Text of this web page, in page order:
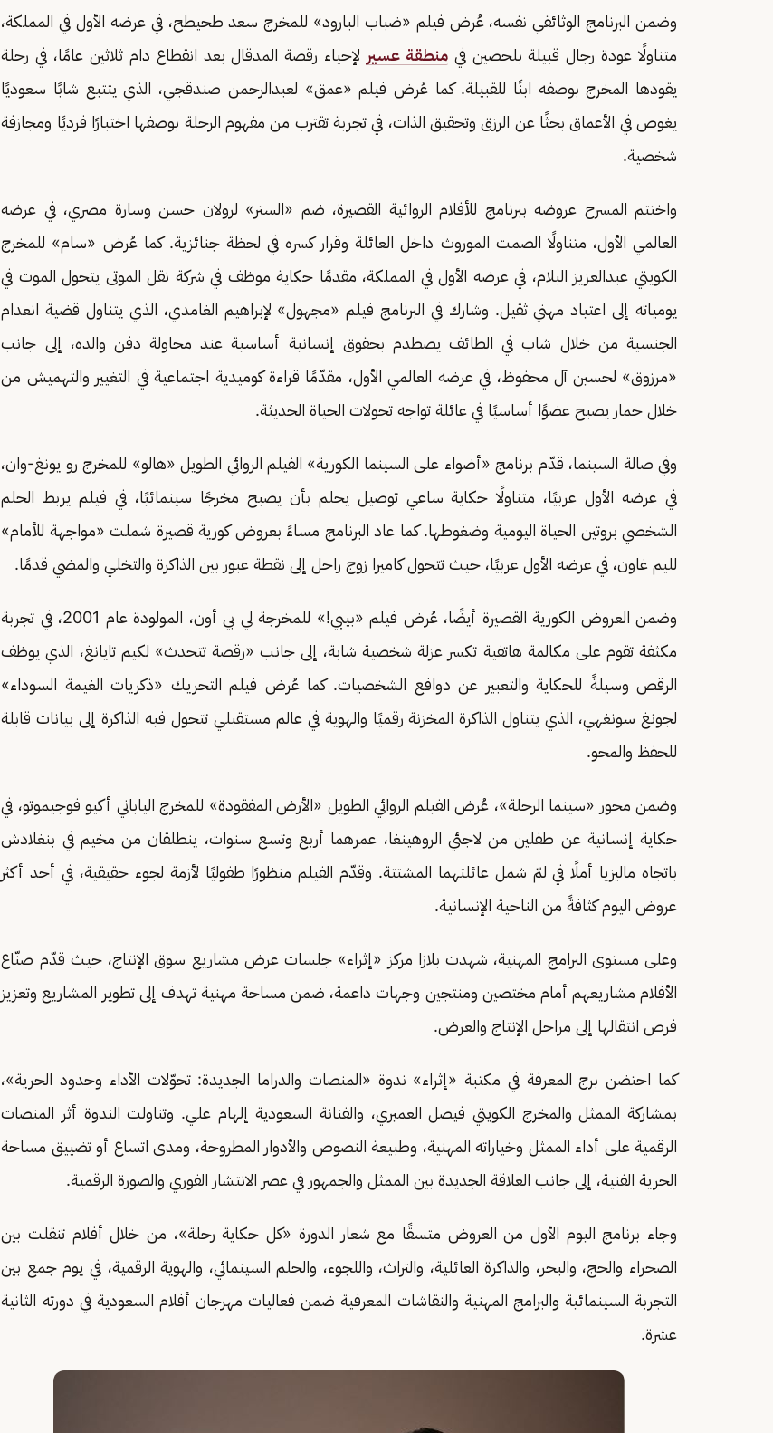
وضمن البرنامج الوثائقي نفسه، عُرض فيلم «ضباب البارود» للمخرج سعد طحيطح، في عرضه الأول في المملكة،
متناولًا عودة رجال قبيلة بلحصين فيمنطقة عسير لإحياء رقصة المدقال بعد انقطاع دام ثلاثين عامًا، في رحلة
يقودها المخرج بوصفه ابنًا للقبيلة. كما عُرض فيلم «عمق» لعبدالرحمن صندقجي، الذي يتتبع شابًا سعوديًا
يغوص في الأعماق بحثًا عن الرزق وتحقيق الذات، في تجربة تقترب من مفهوم الرحلة بوصفها اختبارًا فرديًا ومجازفة
شخصية.
واختتم المسرح عروضه ببرنامج للأفلام الروائية القصيرة، ضم «الستر» لرولان حسن وسارة مصري، في عرضه
العالمي الأول، متناولًا الصمت الموروث داخل العائلة وقرار كسره في لحظة جنائزية. كما عُرض «سام» للمخرج
الكويتي عبدالعزيز البلام، في عرضه الأول في المملكة، مقدمًا حكاية موظف في شركة نقل الموتى يتحول الموت في
يومياته إلى اعتياد مهني ثقيل. وشارك في البرنامج فيلم «مجهول» لإبراهيم الغامدي، الذي يتناول قضية انعدام
الجنسية من خلال شاب في الطائف يصطدم بحقوق إنسانية أساسية عند محاولة دفن والده، إلى جانب
«مرزوق» لحسين آل محفوظ، في عرضه العالمي الأول، مقدّمًا قراءة كوميدية اجتماعية في التغيير والتهميش من
خلال حمار يصبح عضوًا أساسيًا في عائلة تواجه تحولات الحياة الحديثة.
وفي صالة السينما، قدّم برنامج «أضواء على السينما الكورية» الفيلم الروائي الطويل «هالو» للمخرج رو يونغ-وان،
في عرضه الأول عربيًا، متناولًا حكاية ساعي توصيل يحلم بأن يصبح مخرجًا سينمائيًا، في فيلم يربط الحلم
الشخصي بروتين الحياة اليومية وضغوطها. كما عاد البرنامج مساءً بعروض كورية قصيرة شملت «مواجهة للأمام»
لليم غاون، في عرضه الأول عربيًا، حيث تتحول كاميرا زوج راحل إلى نقطة عبور بين الذاكرة والتخلي والمضي قدمًا.
وضمن العروض الكورية القصيرة أيضًا، عُرض فيلم «بيبي!» للمخرجة لي يي أون، المولودة عام 2001، في تجربة
مكثفة تقوم على مكالمة هاتفية تكسر عزلة شخصية شابة، إلى جانب «رقصة تتحدث» لكيم تايانغ، الذي يوظف
الرقص وسيلةً للحكاية والتعبير عن دوافع الشخصيات. كما عُرض فيلم التحريك «ذكريات الغيمة السوداء»
لجونغ سونغهي، الذي يتناول الذاكرة المخزنة رقميًا والهوية في عالم مستقبلي تتحول فيه الذاكرة إلى بيانات قابلة
للحفظ والمحو.
وضمن محور «سينما الرحلة»، عُرض الفيلم الروائي الطويل «الأرض المفقودة» للمخرج الياباني أكيو فوجيموتو، في
حكاية إنسانية عن طفلين من لاجئي الروهينغا، عمرهما أربع وتسع سنوات، ينطلقان من مخيم في بنغلادش
باتجاه ماليزيا أملًا في لمّ شمل عائلتهما المشتتة. وقدّم الفيلم منظورًا طفوليًا لأزمة لجوء حقيقية، في أحد أكثر
عروض اليوم كثافةً من الناحية الإنسانية.
وعلى مستوى البرامج المهنية، شهدت بلازا مركز «إثراء» جلسات عرض مشاريع سوق الإنتاج، حيث قدّم صنّاع
الأفلام مشاريعهم أمام مختصين ومنتجين وجهات داعمة، ضمن مساحة مهنية تهدف إلى تطوير المشاريع وتعزيز
فرص انتقالها إلى مراحل الإنتاج والعرض.
كما احتضن برج المعرفة في مكتبة «إثراء» ندوة «المنصات والدراما الجديدة: تحوّلات الأداء وحدود الحرية»،
بمشاركة الممثل والمخرج الكويتي فيصل العميري، والفنانة السعودية إلهام علي. وتناولت الندوة أثر المنصات
الرقمية على أداء الممثل وخياراته المهنية، وطبيعة النصوص والأدوار المطروحة، ومدى اتساع أو تضييق مساحة
الحرية الفنية، إلى جانب العلاقة الجديدة بين الممثل والجمهور في عصر الانتشار الفوري والصورة الرقمية.
وجاء برنامج اليوم الأول من العروض متسقًا مع شعار الدورة «كل حكاية رحلة»، من خلال أفلام تنقلت بين
الصحراء والحج، والبحر، والذاكرة العائلية، والتراث، واللجوء، والحلم السينمائي، والهوية الرقمية، في يوم جمع بين
التجربة السينمائية والبرامج المهنية والنقاشات المعرفية ضمن فعاليات مهرجان أفلام السعودية في دورته الثانية
عشرة.